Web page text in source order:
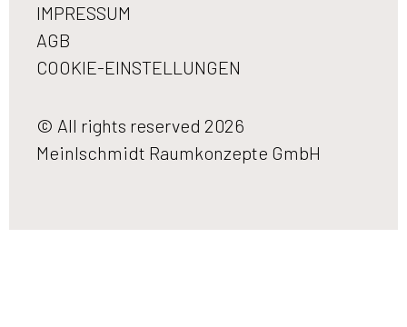
IMPRESSUM
AGB
COOKIE-EINSTELLUNGEN
© All rights reserved 2026
Meinlschmidt Raumkonzepte GmbH